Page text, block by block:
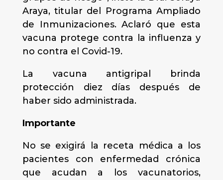
Araya, titular del Programa Ampliado
de Inmunizaciones. Aclaró que esta
vacuna protege contra la influenza y
no contra el Covid-19.
La vacuna antigripal brinda
protección diez días después de
haber sido administrada.
Importante
No se exigirá la receta médica a los
pacientes con enfermedad crónica
que acudan a los vacunatorios,